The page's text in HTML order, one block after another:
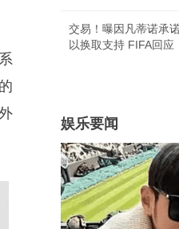
交易！曝因凡蒂诺承
以换取支持 FIFA回应
娱乐要闻